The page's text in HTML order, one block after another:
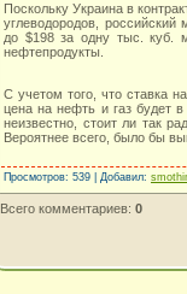
Поскольку Украина в
углеводородов,
до $198 за одну тыс. куб.
нефтепродукты.
С учетом того, что ставка
цена на нефть и газ будет
неизвестно, стоит ли так
Вероятнее всего, было бы
Просмотров: 539 | Добавил:
Всего комментариев: 0